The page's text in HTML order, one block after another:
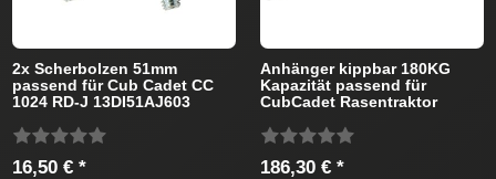
2x Scherbolzen 51mm
passend für Cub Cadet CC
1024 RD-J 13DI51AJ603
16,50 € *
Anhänger kippbar 180KG
Kapazität passend für
CubCadet Rasentraktor
186,30 € *